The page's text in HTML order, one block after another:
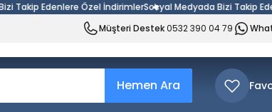
Edenlere Özel İndirimlerSosyal Medyada Bizi Takip
Müşteri Destek0532 390 04 79
Hemen Ara